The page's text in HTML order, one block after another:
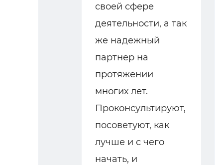
своей сфере
деятельности, а так
же надежный
партнер на
протяжении
многих лет.
Проконсультируют,
посоветуют, как
лучше и с чего
начать, и